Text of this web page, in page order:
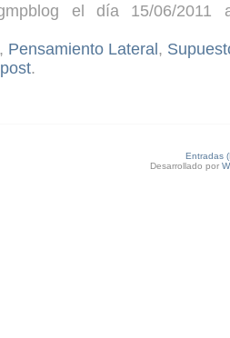
el día 15/06/
Pensamiento Lateral,
.
Entradas
Desarrollado por